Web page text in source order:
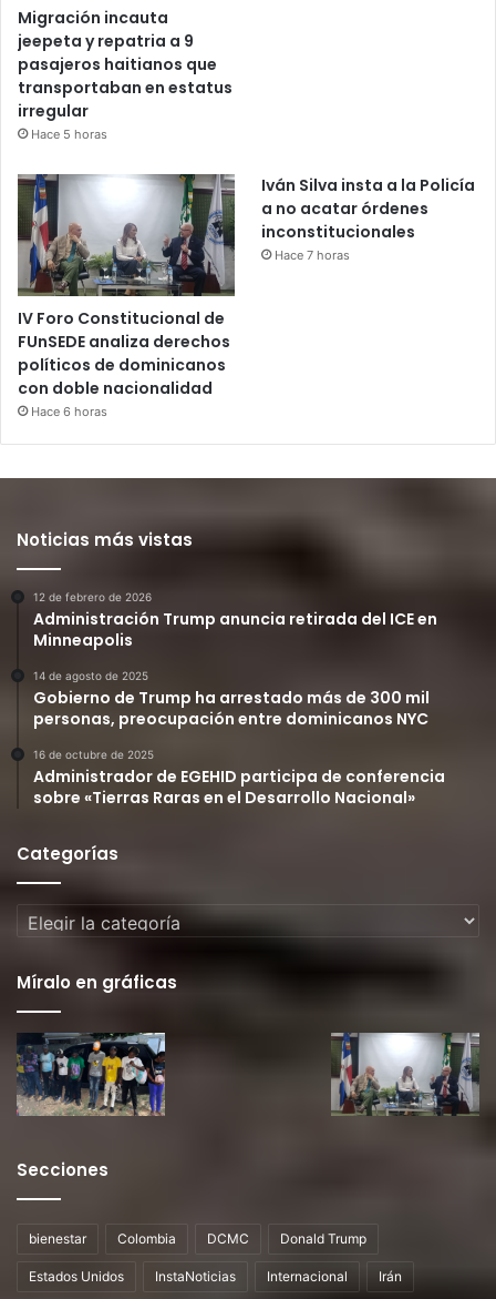
Migración incauta
jeepeta y repatria a 9
pasajeros haitianos que
transportaban en estatus
irregular
Hace 5 horas
IV Foro Constitucional de
FUnSEDE analiza derechos
políticos de dominicanos
con doble nacionalidad
Hace 6 horas
Iván Silva insta a la Policía
a no acatar órdenes
inconstitucionales
Hace 7 horas
Noticias más vistas
12 de febrero de 2026
Administración Trump anuncia retirada del ICE en
Minneapolis
14 de agosto de 2025
Gobierno de Trump ha arrestado más de 300 mil
personas, preocupación entre dominicanos NYC
16 de octubre de 2025
Administrador de EGEHID participa de conferencia
sobre «Tierras Raras en el Desarrollo Nacional»
Categorías
Categorías
Míralo en gráficas
Secciones
bienestar Colombia DCMC Donald Trump
Estados Unidos InstaNoticias Internacional Irán